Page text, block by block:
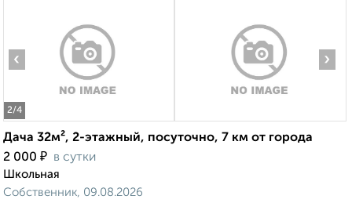
2/4
‹ ›
Дача 32м², 2-этажный, посуточно, 7 км от города
2 000 ₽ в сутки
Школьная
Собственник, 09.08.2026